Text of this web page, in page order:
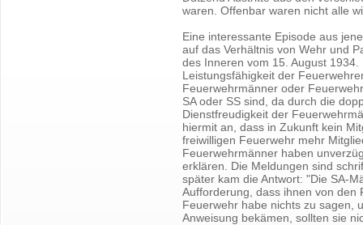
waren. Offenbar waren nicht alle
Eine interessante Episode aus
auf das Verhältnis von Wehr und
des Inneren vom 15. August
Leistungsfähigkeit der
Feuerwehrmänner oder
SA oder SS sind, da durch die
Dienstfreudigkeit der
hiermit an, dass in Zukunft kein
freiwilligen Feuerwehr mehr
Feuerwehrmänner haben
erklären. Die Meldungen sind
später kam die Antwort: "Die SA-
Aufforderung, dass ihnen von den
Feuerwehr habe nichts zu sagen,
Anweisung bekämen, sollten sie